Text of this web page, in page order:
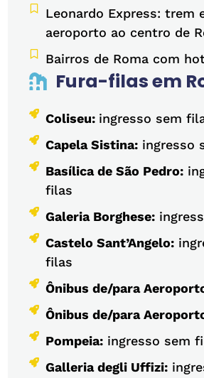
Leonardo Express: trem
aeroporto ao centro de
Bairros de Roma com
Fura-filas em
Coliseu: ingresso sem
Capela Sistina:ingresso
Basílica de São Pedro:
filas
Galeria Borghese:
Castelo Sant’Angelo:
filas
Ônibus de/para
Ônibus de/para
Pompeia:ingresso sem
Galleria degli Uffizi: